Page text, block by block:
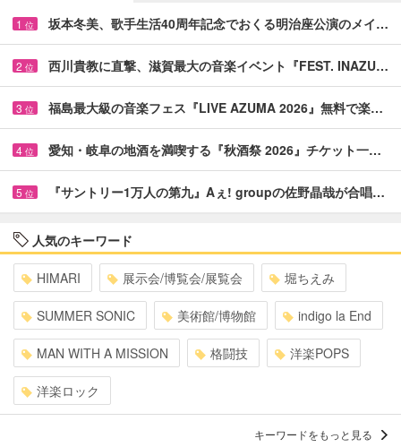
1 位 坂本冬美、歌手生活40周年記念でおくる明治座公演のメイ…
2 位 西川貴教に直撃、滋賀最大の音楽イベント『FEST. INAZU…
3 位 福島最大級の音楽フェス『LIVE AZUMA 2026』無料で楽…
4 位 愛知・岐阜の地酒を満喫する『秋酒祭 2026』チケット一…
5 位 『サントリー1万人の第九』Aぇ! groupの佐野晶哉が合唱…
人気のキーワード
HIMARI 展示会/博覧会/展覧会 堀ちえみ
SUMMER SONIC 美術館/博物館 indigo la End
MAN WITH A MISSION 格闘技 洋楽POPS
洋楽ロック
キーワードをもっと見る